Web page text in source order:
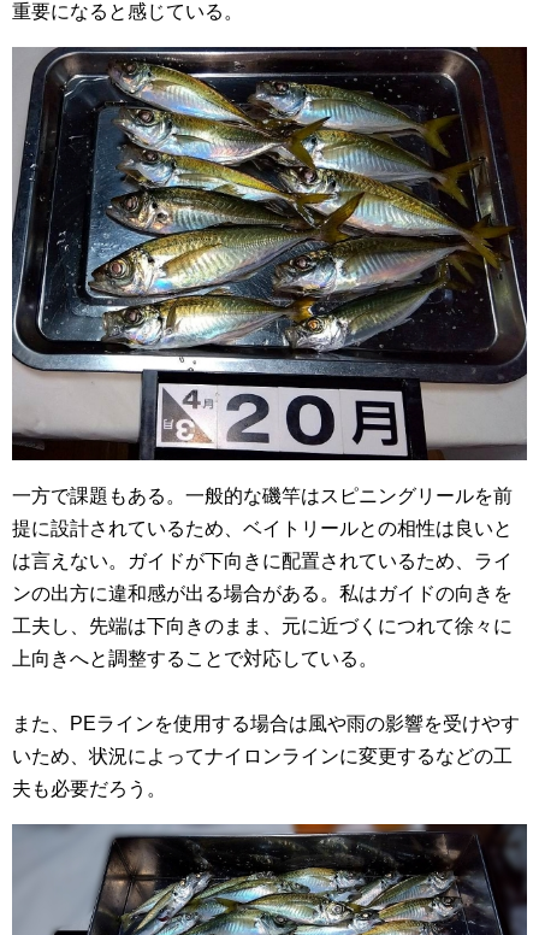
重要になると感じている。
一方で課題もある。一般的な磯竿はスピニングリールを前
提に設計されているため、ベイトリールとの相性は良いと
は言えない。ガイドが下向きに配置されているため、ライ
ンの出方に違和感が出る場合がある。私はガイドの向きを
工夫し、先端は下向きのまま、元に近づくにつれて徐々に
上向きへと調整することで対応している。
また、PEラインを使用する場合は風や雨の影響を受けやす
いため、状況によってナイロンラインに変更するなどの工
夫も必要だろう。